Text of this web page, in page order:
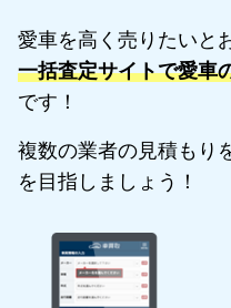
愛車を高く売りたいと
一括査定サイトで愛車
です！
複数の業者の見積もり
を目指しましょう！